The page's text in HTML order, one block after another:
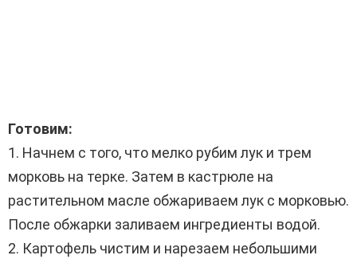
Готовим:
1. Начнем с того, что мелко рубим лук и трем
морковь на терке. Затем в кастрюле на
растительном масле обжариваем лук с морковью.
После обжарки заливаем ингредиенты водой.
2. Картофель чистим и нарезаем небольшими